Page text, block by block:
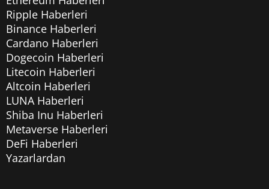
Ripple Haberleri
Binance Haberleri
Cardano Haberleri
Dogecoin Haberleri
Litecoin Haberleri
Altcoin Haberleri
LUNA Haberleri
Shiba Inu Haberleri
Metaverse Haberleri
DeFi Haberleri
Yazarlardan